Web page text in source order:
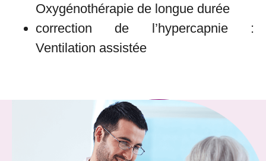
Oxygénothérapie de longue durée
correction de l’hypercapnie :
Ventilation assistée